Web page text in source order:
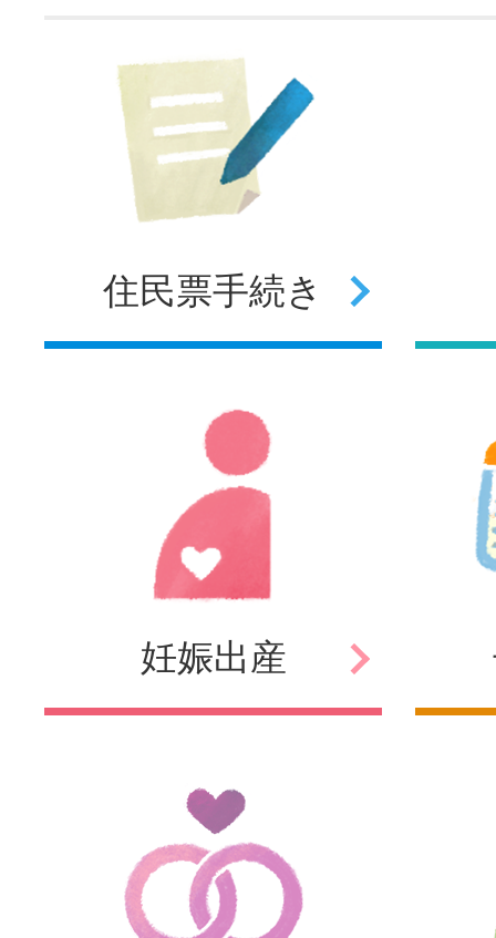
住民票手続き
妊娠出産